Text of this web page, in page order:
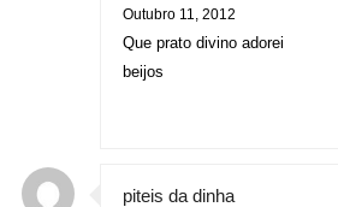
Outubro 11, 2012
Que prato divino adorei
beijos
piteis da dinha